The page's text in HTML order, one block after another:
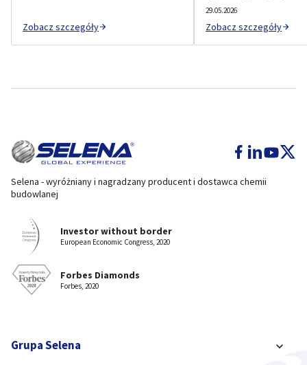
Zobacz szczegóły
29.05.2026
Zobacz szczegóły
Selena - wyróżniany i nagradzany producent i dostawca chemii
budowlanej
Investor without border
European Economic Congress, 2020
Forbes Diamonds
Forbes, 2020
Grupa Selena